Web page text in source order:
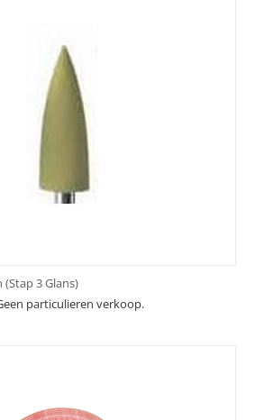
(Stap 3 Glans)
particulieren verkoop.